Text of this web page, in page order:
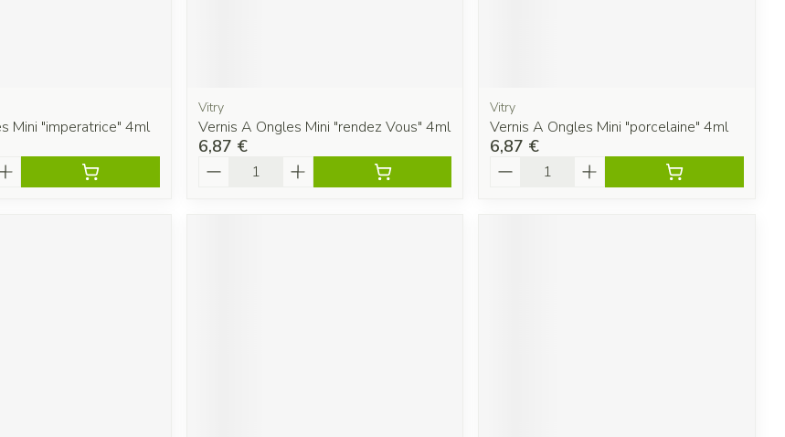
Mini "imperatrice" 4ml
Vitry
Vernis A Ongles Mini "rendez Vous" 4ml
6,87 €
Quantité
Vitry
Vernis A Ongles Mini "porcelaine" 4ml
6,87 €
Quantité